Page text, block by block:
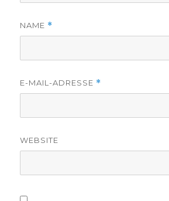
NAME *
E-MAIL-ADRESSE *
WEBSITE